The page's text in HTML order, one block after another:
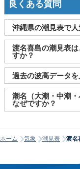
良くある質問
沖縄県の潮見表で
宮古島、那覇（沖縄
く見られております。
渡名喜島の潮見表
すか？
2011～2027年までの
調べることができま
日の出・日の入り情
過去の波高データ
大変申し訳ございま
関してはご提供してお
潮名（大潮・中潮
なぜですか？
何日まで大潮」とい
のため、サイトが採
って見える場合は、
ホーム 気象 潮見表 渡名